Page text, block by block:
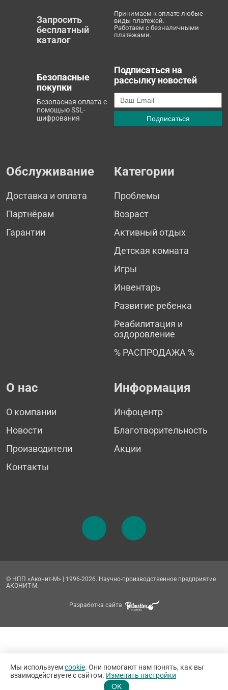
Запросить
бесплатный
каталог
Принимаем к оплате любые
виды платежей.
Работаем с безналичными
платежами.
Безопасные
покупки
Безопасная оплата с
помощью SSL-
шифрования
Подписаться на
рассылку новостей
Обслуживание
Доставка и оплата
Партнёрам
Гарантии
Категории
Проблемы
Возраст
Активный отдых
Детская комната
Игры
Инвентарь
Развитие ребенка
Реабилитация и
оздоровление
% РАСПРОДАЖА %
О нас
О компании
Новости
Производители
Контакты
Информация
Инфоцентр
Благотворительность
Акции
© НПП «Аконит-М» | 1996-2026. Научно-производственное предприятие
АКОНИТ-М.
Разработка сайта
Мы используемcookie. Они помогают нам понять, как вы
взаимодействуете с сайтом. Изменить настройки
OK